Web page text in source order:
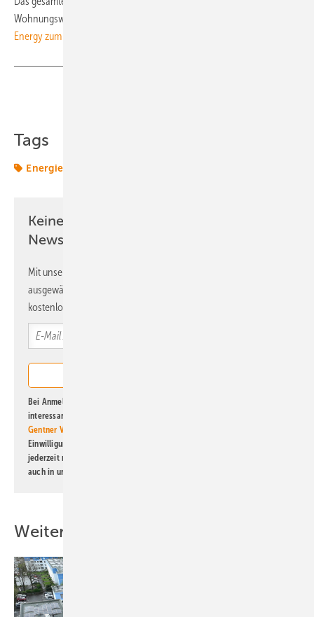
Wohnungswirtschaft“ finden Sie auf der
Energy zum Download
Tags
Energiemarkt
Keine Zeit? Kein Problem mit dem ERE
Newsletter!
Mit unserem Newsletter erhalten Sie regelmäßig von uns
ausgewählte Informationen und Neuigkeiten, gebündelt und
kostenlos direkt ins Postfach.
Bei Anmeldung zu diesem Newsletter bin ich damit einverstanden, über
interessante Verlags- und Online-Angebote
Gentner Verlag GmbH & Co. KG
Einwilligung kann ich jederzeit widerrufen und eine Abmeldung ist
jederzeit möglich. Informationen zum Umgang mit Daten finden Sie
auch in unserer
Weitere Inhalte